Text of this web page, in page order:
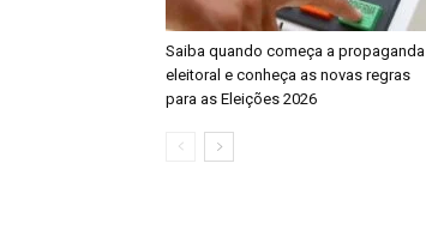
Saiba quando começa a propaganda
eleitoral e conheça as novas regras
para as Eleições 2026